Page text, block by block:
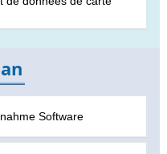
Software